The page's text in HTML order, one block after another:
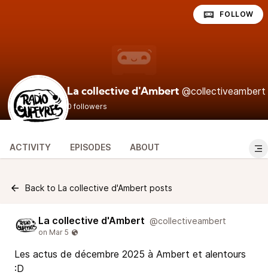
La collective d'Ambert @collectiveambert
0 followers
FOLLOW
ACTIVITY EPISODES ABOUT
Back to La collective d'Ambert posts
La collective d'Ambert @collectiveambert
Les actus de décembre 2025 à Ambert et alentours
:D